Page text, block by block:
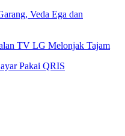
Veda Ega dan
TV LG Melonjak Tajam
Pakai QRIS